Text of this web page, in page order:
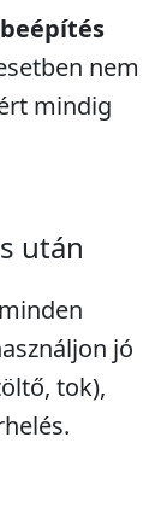
nem
mindig
után
jó
tok),